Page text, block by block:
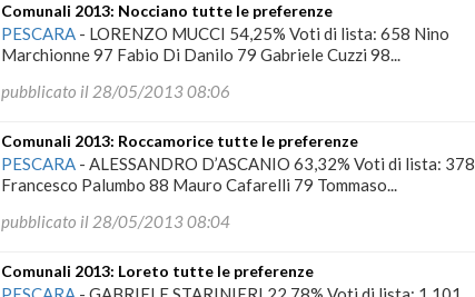
Comunali 2013: Nocciano tutte le preferenze
PESCARA - LORENZO MUCCI 54,25% Voti di lista: 658 Nino
Marchionne 97 Fabio Di Danilo 79 Gabriele Cuzzi 98...
pubblicato il 28/05/2013 08:06
Comunali 2013: Roccamorice tutte le preferenze
PESCARA - ALESSANDRO D’ASCANIO 63,32% Voti di lista: 378
Francesco Palumbo 88 Mauro Cafarelli 79 Tommaso...
pubblicato il 28/05/2013 08:04
Comunali 2013: Loreto tutte le preferenze